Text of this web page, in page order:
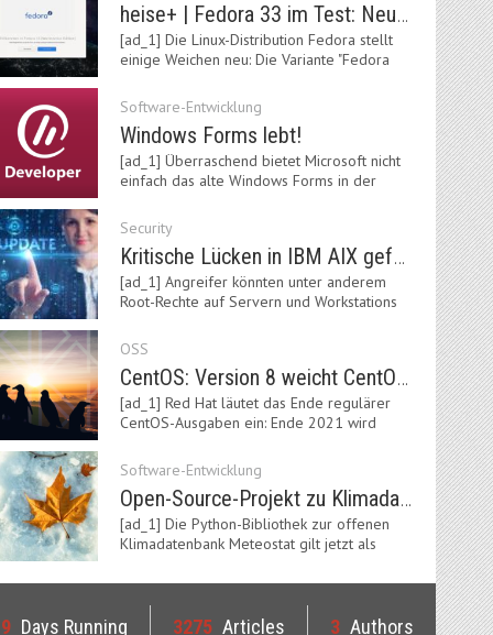
heise+ | Fedora 33 im Test: Neue Vorgaben mit Btrfs, Systemd-Resolved und zRAM
[ad_1] Die Linux-Distribution Fedora stellt
einige Weichen neu: Die Variante "Fedora
Software-Entwicklung
Windows Forms lebt!
[ad_1] Überraschend bietet Microsoft nicht
einfach das alte Windows Forms in der
Security
Kritische Lücken in IBM AIX gefährden Server
[ad_1] Angreifer könnten unter anderem
Root-Rechte auf Servern und Workstations
OSS
CentOS: Version 8 weicht CentOS Stream
[ad_1] Red Hat läutet das Ende regulärer
CentOS-Ausgaben ein: Ende 2021 wird
Software-Entwicklung
Open-Source-Projekt zu Klimadaten: Meteostat Python Library 1.0 erschienen
[ad_1] Die Python-Bibliothek zur offenen
Klimadatenbank Meteostat gilt jetzt als
Days Running 3275 Articles 3 Authors